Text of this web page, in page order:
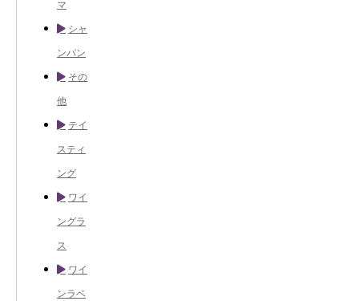
マ
シャ
ンパン
その
他
テイ
スティ
ング
ワイ
ングラ
ス
ワイ
ンラベ